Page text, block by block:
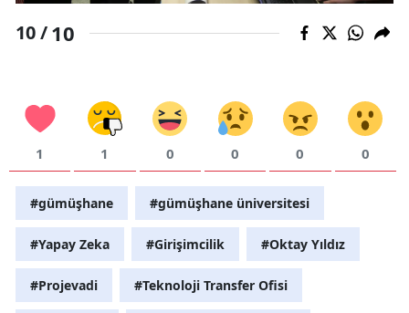
10 /10
1 1 0 0 0 0
#gümüşhane #gümüşhane üniversitesi
#Yapay Zeka #Girişimcilik #Oktay Yıldız
#Projevadi #Teknoloji Transfer Ofisi